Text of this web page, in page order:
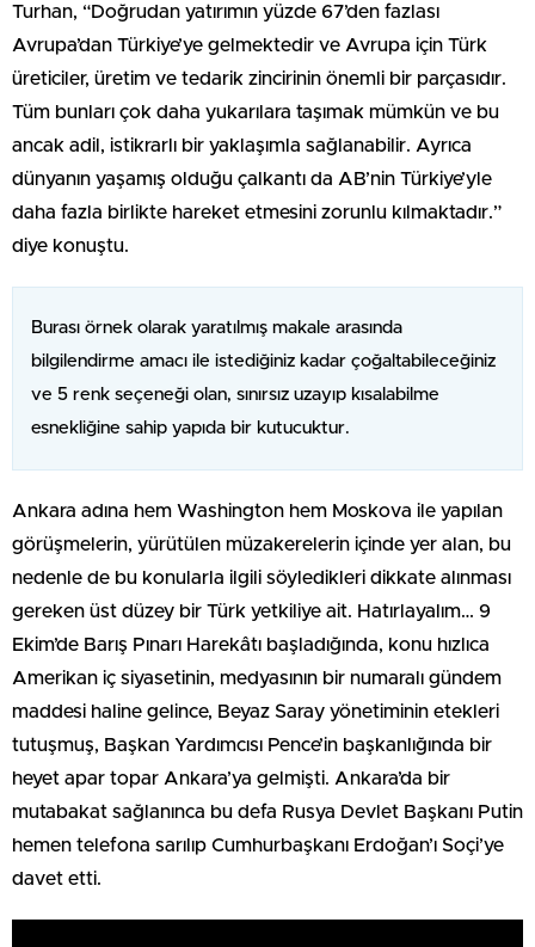
Turhan, “Doğrudan yatırımın yüzde 67’den fazlası
Avrupa’dan Türkiye’ye gelmektedir ve Avrupa için Türk
üreticiler, üretim ve tedarik zincirinin önemli bir parçasıdır.
Tüm bunları çok daha yukarılara taşımak mümkün ve bu
ancak adil, istikrarlı bir yaklaşımla sağlanabilir. Ayrıca
dünyanın yaşamış olduğu çalkantı da AB’nin Türkiye’yle
daha fazla birlikte hareket etmesini zorunlu kılmaktadır.”
diye konuştu.
Burası örnek olarak yaratılmış makale arasında
bilgilendirme amacı ile istediğiniz kadar çoğaltabileceğiniz
ve 5 renk seçeneği olan, sınırsız uzayıp kısalabilme
esnekliğine sahip yapıda bir kutucuktur.
Ankara adına hem Washington hem Moskova ile yapılan
görüşmelerin, yürütülen müzakerelerin içinde yer alan, bu
nedenle de bu konularla ilgili söyledikleri dikkate alınması
gereken üst düzey bir Türk yetkiliye ait. Hatırlayalım… 9
Ekim’de Barış Pınarı Harekâtı başladığında, konu hızlıca
Amerikan iç siyasetinin, medyasının bir numaralı gündem
maddesi haline gelince, Beyaz Saray yönetiminin etekleri
tutuşmuş, Başkan Yardımcısı Pence’in başkanlığında bir
heyet apar topar Ankara’ya gelmişti. Ankara’da bir
mutabakat sağlanınca bu defa Rusya Devlet Başkanı Putin
hemen telefona sarılıp Cumhurbaşkanı Erdoğan’ı Soçi’ye
davet etti.